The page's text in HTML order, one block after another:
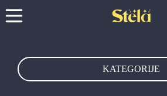
KATEGORIJE